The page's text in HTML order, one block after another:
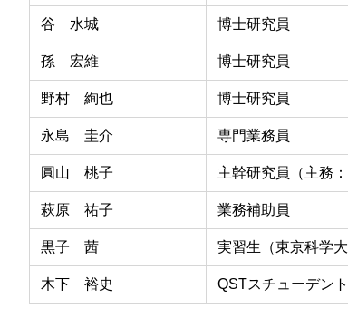
谷 水城 博士研究員
孫 宏維 博士研究員
野村 絢也 博士研究員
永島 圭介 専門業務員
圓山 桃子 主幹研究員（主務
萩原 祐子 業務補助員
黒子 茜 実習生（東京科学大
木下 裕史 QSTスチューデン